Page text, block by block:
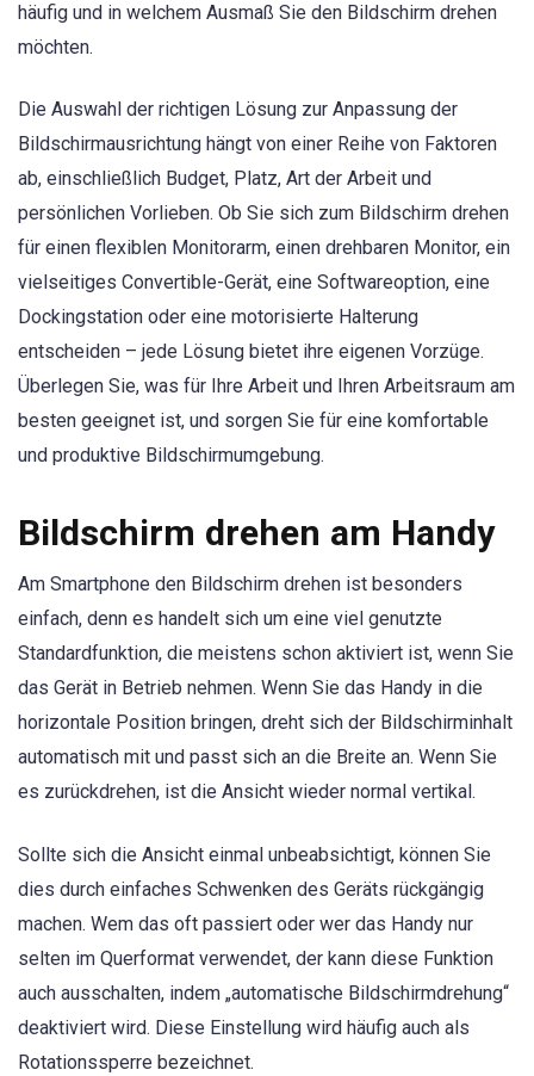
häufig und in welchem Ausmaß Sie den Bildschirm drehen
möchten.
Die Auswahl der richtigen Lösung zur Anpassung der
Bildschirmausrichtung hängt von einer Reihe von Faktoren
ab, einschließlich Budget, Platz, Art der Arbeit und
persönlichen Vorlieben. Ob Sie sich zum Bildschirm drehen
für einen flexiblen Monitorarm, einen drehbaren Monitor, ein
vielseitiges Convertible-Gerät, eine Softwareoption, eine
Dockingstation oder eine motorisierte Halterung
entscheiden – jede Lösung bietet ihre eigenen Vorzüge.
Überlegen Sie, was für Ihre Arbeit und Ihren Arbeitsraum am
besten geeignet ist, und sorgen Sie für eine komfortable
und produktive Bildschirmumgebung.
Bildschirm drehen am Handy
Am Smartphone den Bildschirm drehen ist besonders
einfach, denn es handelt sich um eine viel genutzte
Standardfunktion, die meistens schon aktiviert ist, wenn Sie
das Gerät in Betrieb nehmen. Wenn Sie das Handy in die
horizontale Position bringen, dreht sich der Bildschirminhalt
automatisch mit und passt sich an die Breite an. Wenn Sie
es zurückdrehen, ist die Ansicht wieder normal vertikal.
Sollte sich die Ansicht einmal unbeabsichtigt, können Sie
dies durch einfaches Schwenken des Geräts rückgängig
machen. Wem das oft passiert oder wer das Handy nur
selten im Querformat verwendet, der kann diese Funktion
auch ausschalten, indem „automatische Bildschirmdrehung“
deaktiviert wird. Diese Einstellung wird häufig auch als
Rotationssperre bezeichnet.